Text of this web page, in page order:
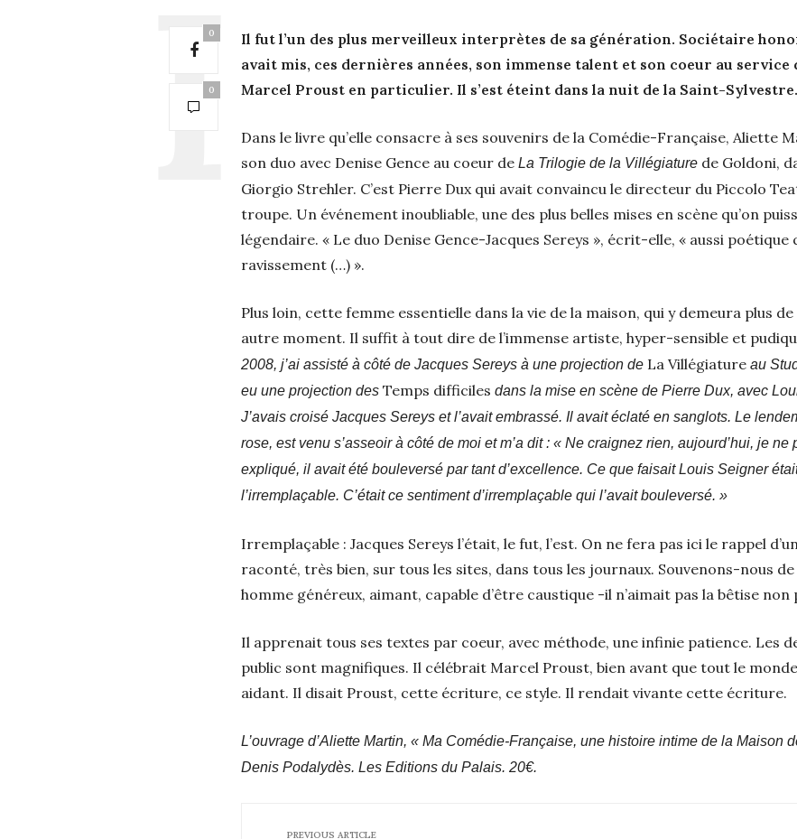
0
0
Il fut l’un des plus merveilleux interprètes de sa génération. Sociétaire
avait mis, ces dernières années, son immense talent et son coeur au
Marcel Proust en particulier. Il s’est éteint dans la nuit de la Saint-
Dans le livre qu’elle consacre à ses souvenirs de la Comédie-Française, Aliette
son duo avec Denise Gence au coeur de La Trilogie de la Villégiature de Goldoni,
Giorgio Strehler. C’est Pierre Dux qui avait convaincu le directeur du Piccolo
troupe. Un événement inoubliable, une des plus belles mises en scène qu’on
légendaire. « Le duo Denise Gence-Jacques Sereys », écrit-elle, « aussi
ravissement (…) ».
Plus loin, cette femme essentielle dans la vie de la maison, qui y demeura plus
autre moment. Il suffit à tout dire de l’immense artiste, hyper-sensible et
2008, j’ai assisté à côté de Jacques Sereys à une projection de La Villégiature au
eu une projection des Temps difficiles dans la mise en scène de Pierre Dux, avec
J’avais croisé Jacques Sereys et l’avait embrassé. Il avait éclaté en sanglots. Le
rose, est venu s’asseoir à côté de moi et m’a dit : « Ne craignez rien, aujourd’hui, je ne
expliqué, il avait été bouleversé par tant d’excellence. Ce que faisait Louis Seigner
l’irremplaçable. C’était ce sentiment d’irremplaçable qui l’avait bouleversé. »
Irremplaçable : Jacques Sereys l’était, le fut, l’est. On ne fera pas ici le rappel
raconté, très bien, sur tous les sites, dans tous les journaux. Souvenons-nous
homme généreux, aimant, capable d’être caustique -il n’aimait pas la bêtise non
Il apprenait tous ses textes par coeur, avec méthode, une infinie patience. Les
public sont magnifiques. Il célébrait Marcel Proust, bien avant que tout le
aidant. Il disait Proust, cette écriture, ce style. Il rendait vivante cette écriture.
L’ouvrage d’Aliette Martin, « Ma Comédie-Française, une histoire intime de la Maison
Denis Podalydès. Les Editions du Palais. 20€.
PREVIOUS ARTICLE